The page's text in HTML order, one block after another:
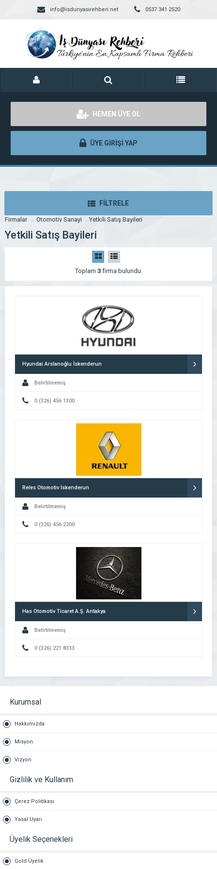
info@isdunyasirehberi.net 0537 341 2520
HEMEN ÜYE OL
ÜYE GİRİŞİ YAP
FİLTRELE
Firmalar Otomotiv Sanayi Yetkili Satış Bayileri
Yetkili Satış Bayileri
Toplam 3firma bulundu.
Hyundai Arslanoğlu İskenderun
Belirtilmemiş
0 (326) 456 1300
Reles Otomotiv İskenderun
Belirtilmemiş
0 (326) 456 2200
Has Otomotiv Ticaret A.Ş. Antakya
Belirtilmemiş
0 (326) 221 8333
Kurumsal
Hakkımızda
Misyon
Vizyon
Gizlilik ve Kullanım
Çerez Politikası
Yasal Uyarı
Üyelik Seçenekleri
Gold Üyelik